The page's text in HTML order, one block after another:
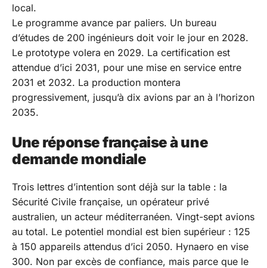
local.
Le programme avance par paliers. Un bureau
d’études de 200 ingénieurs doit voir le jour en 2028.
Le prototype volera en 2029. La certification est
attendue d’ici 2031, pour une mise en service entre
2031 et 2032. La production montera
progressivement, jusqu’à dix avions par an à l’horizon
2035.
Une réponse française à une
demande mondiale
Trois lettres d’intention sont déjà sur la table : la
Sécurité Civile française, un opérateur privé
australien, un acteur méditerranéen. Vingt-sept avions
au total. Le potentiel mondial est bien supérieur : 125
à 150 appareils attendus d’ici 2050. Hynaero en vise
300. Non par excès de confiance, mais parce que le